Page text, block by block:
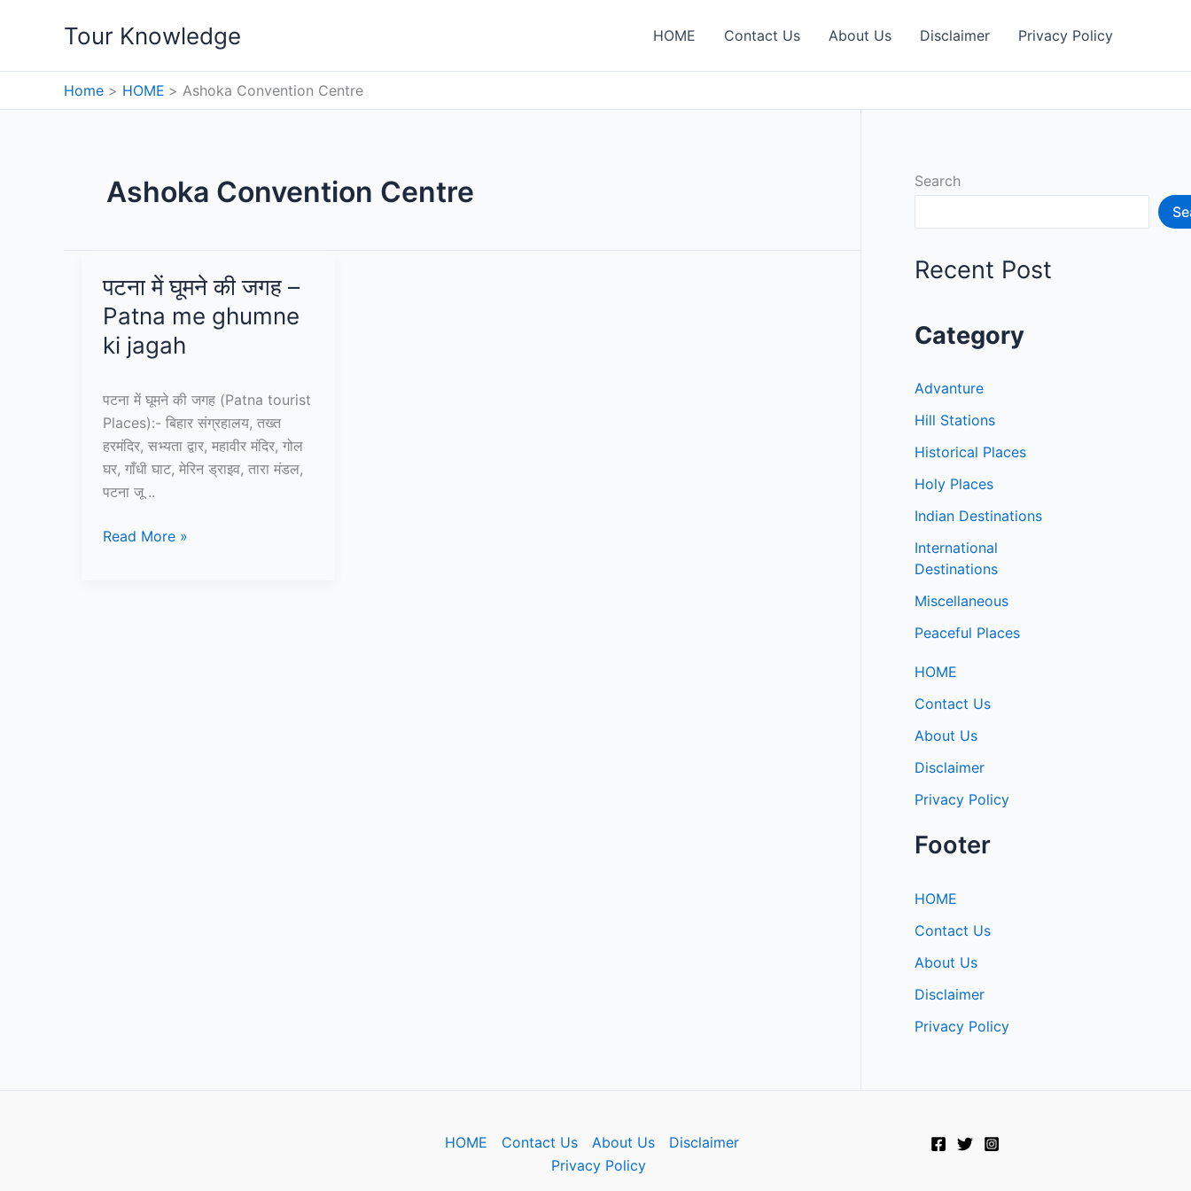
Tour Knowledge HOME Contact Us About Us Disclaimer Privacy Policy
Home HOME Ashoka Convention Centre
Ashoka Convention Centre
पटना में घूमने की जगह –
Patna me ghumne
ki jagah
पटना में घूमने की जगह (Patna tourist
Places):- बिहार संग्रहालय, तख्त
हरमंदिर, सभ्यता द्वार, महावीर मंदिर, गोल
घर, गाँधी घाट, मेरिन ड्राइव, तारा मंडल,
पटना जू ..
पटना
Read More »
Search
Recent Post
Category
Advanture
Hill Stations
Historical Places
Holy Places
Indian Destinations
International
Destinations
Miscellaneous
Peaceful Places
HOME
Contact Us
About Us
Disclaimer
Privacy Policy
Footer
HOME
Contact Us
About Us
Disclaimer
Privacy Policy
HOME Contact Us About Us
Disclaimer
Privacy Policy